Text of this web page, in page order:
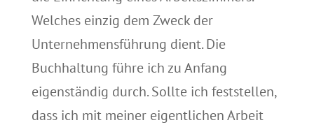
Welches einzig dem Zweck der
Unternehmensführung dient. Die
Buchhaltung führe ich zu Anfang
eigenständig durch. Sollte ich feststellen,
dass ich mit meiner eigentlichen Arbeit